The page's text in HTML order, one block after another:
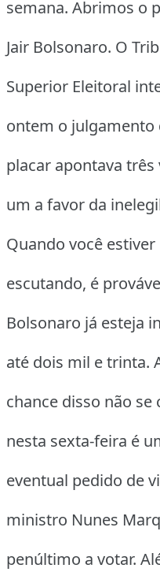
semana. Abrimos o
Jair Bolsonaro. O
Superior Eleitoral
ontem o julgamento
placar apontava três
um a favor da
Quando você estiver
escutando, é
Bolsonaro já esteja
até dois mil e trinta.
chance disso não se
nesta sexta-feira é
eventual pedido de
ministro Nunes
penúltimo a votar.